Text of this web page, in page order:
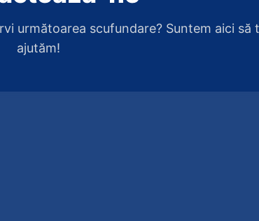
următoarea scufundare? Suntem aici să
ajutăm!